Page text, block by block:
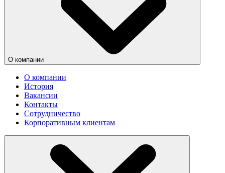
О компании
О компании
История
Вакансии
Контакты
Сотрудничество
Корпоративным клиентам